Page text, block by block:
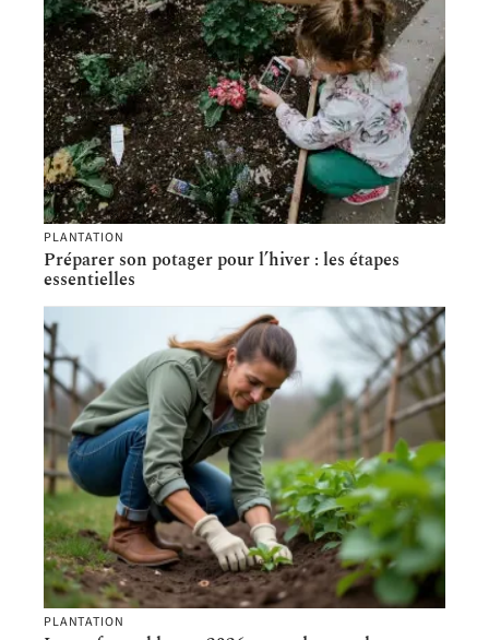
PLANTATION
Préparer son potager pour l’hiver : les étapes
essentielles
PLANTATION